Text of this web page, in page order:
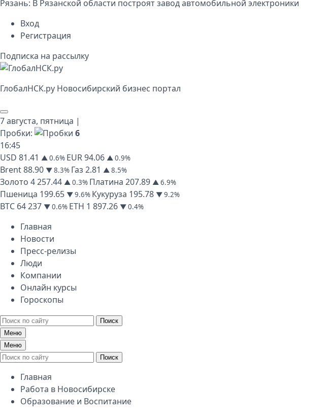
Рязань: В Рязанской области построят завод автомобильной электроники
Вход
Регистрация
Подписка на рассылку
ГлобалНСК.py Новосибирский бизнес портал
7 августа, пятница |
Пробки:
6
16:45
USD 81.41 ▲ 0.6% EUR94.06 ▲ 0.9%
Brent88.90 ▼ 8.3% Газ 2.81 ▲ 8.5%
Золото 4 257.44 ▲ 0.3% Платина 207.89 ▲ 6.9%
Пшеница 199.65 ▼ 9.6% Кукуруза 195.78 ▼ 9.2%
BTC 64 237 ▼ 0.6% ETH 1 897.26 ▼ 0.4%
Главная
Новости
Пресс-релизы
Люди
Компании
Онлайн курсы
Гороскопы
Поиск
Меню
Меню
Поиск
Главная
Работа в Новосибирске
Образование и Воспитание